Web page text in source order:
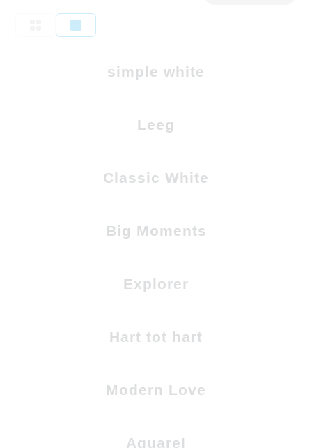
simple white
Leeg
Classic White
Big Moments
Explorer
Hart tot hart
Modern Love
Aquarel